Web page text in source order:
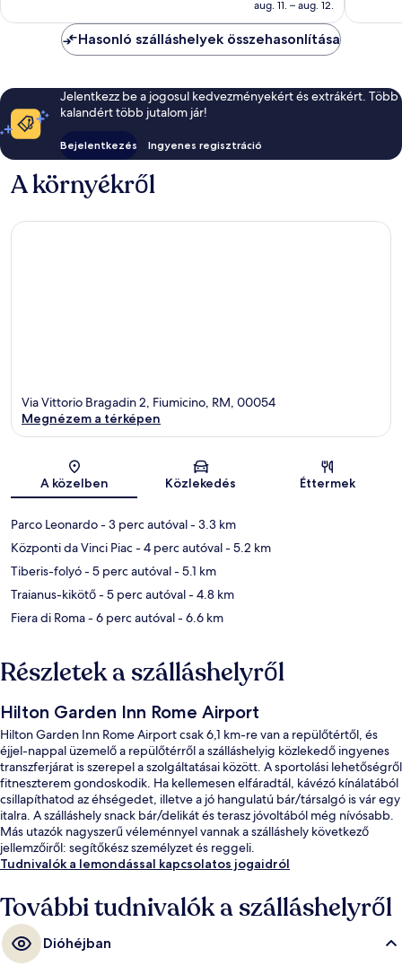
értékelés
aug. 11. – aug. 12.
Hasonló szálláshelyek összehasonlítása
Jelentkezz be a jogosul kedvezményekért és extrákért. Több
kalandért több jutalom jár!
Bejelentkezés Ingyenes regisztráció
A környékről
Térkép
Via Vittorio Bragadin 2, Fiumicino, RM, 00054
Megnézem a térképen
A közelben Közlekedés Éttermek
Parco Leonardo- 3 perc autóval- 3.3 km
Központi da Vinci Piac- 4 perc autóval- 5.2 km
Tiberis-folyó- 5 perc autóval- 5.1 km
Traianus-kikötő- 5 perc autóval- 4.8 km
Fiera di Roma- 6 perc autóval- 6.6 km
Részletek a szálláshelyről
Hilton Garden Inn Rome Airport
Hilton Garden Inn Rome Airport csak 6,1 km-re van a repülőtértől, és
éjjel-nappal üzemelő a repülőtérről a szálláshelyig közlekedő ingyenes
transzferjárat is szerepel a szolgáltatásai között. A sportolási lehetőségről
fitneszterem gondoskodik. Ha kellemesen elfáradtál, kávézó kínálatából
csillapíthatod az éhségedet, illetve a jó hangulatú bár/társalgó is vár egy
italra. A szálláshely snack bár/delikát és terasz jóvoltából még nívósabb.
Más utazók nagyszerű véleménnyel vannak a szálláshely következő
jellemzőiről: segítőkész személyzet és reggeli.
Tudnivalók a lemondással kapcsolatos jogaidról
További tudnivalók a szálláshelyről
Dióhéjban